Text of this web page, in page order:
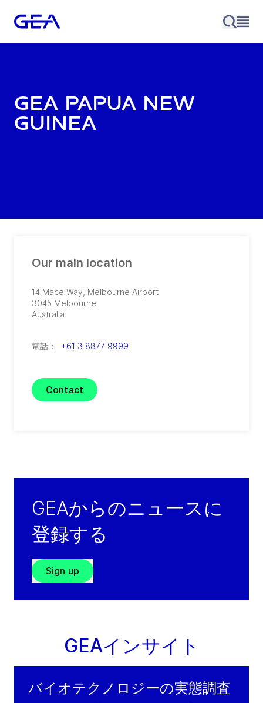
GEA Papua New
Guinea
Our main location
14 Mace Way, Melbourne Airport
3045 Melbourne
Australia
電話： +61 3 8877 9999
Contact
GEAからのニュースに
登録する
Sign up
GEAインサイト
バイオテクノロジーの実態調査